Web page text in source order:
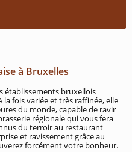
à Bruxelles
établissements bruxellois
la fois variée et très raffinée, elle
du monde, capable de ravir
régionale qui vous fera
du terroir au restaurant
et ravissement grâce au
forcément votre bonheur.